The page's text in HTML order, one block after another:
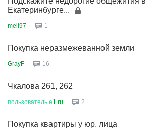
Екатеринбурге...
meil97 1
Покупка неразмежеванной земли
GrayF 16
Чкалова 261, 262
пользователь е1.ru 2
Покупка квартиры у юр. лица